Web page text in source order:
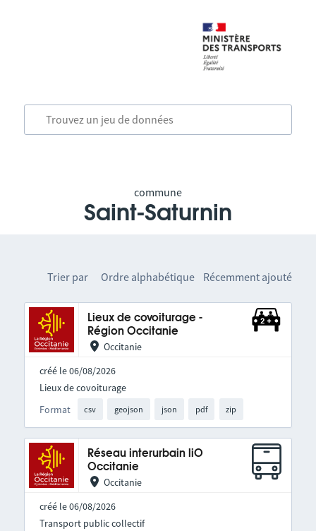
commune
Saint-Saturnin
Trier par Ordre alphabétique Récemment ajouté
Lieux de covoiturage -
Région Occitanie
Occitanie
créé le 06/08/2026
Format csv geojson json pdf zip
Lieux de covoiturage
Réseau interurbain liO
Occitanie
Occitanie
créé le 06/08/2026
Transport public collectif